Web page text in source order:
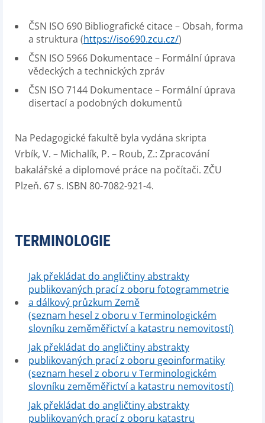
ČSN ISO 690 Bibliografické citace – Obsah, forma
a struktura (https://iso690.zcu.cz/)
ČSN ISO 5966 Dokumentace – Formální úprava
vědeckých a technických zpráv
ČSN ISO 7144 Dokumentace – Formální úprava
disertací a podobných dokumentů
Na Pedagogické fakultě byla vydána skripta
Vrbík, V. – Michalík, P. – Roub, Z.: Zpracování
bakalářské a diplomové práce na počítači. ZČU
Plzeň. 67 s. ISBN 80-7082-921-4.
TERMINOLOGIE
Jak překládat do angličtiny abstrakty
publikovaných prací z oboru fotogrammetrie
a dálkový průzkum Země
(seznam hesel z oboru v Terminologickém
slovníku zeměměřictví a katastru nemovitostí)
Jak překládat do angličtiny abstrakty
publikovaných prací z oboru geoinformatiky
(seznam hesel z oboru v Terminologickém
slovníku zeměměřictví a katastru nemovitostí)
Jak překládat do angličtiny abstrakty
publikovaných prací z oboru katastru